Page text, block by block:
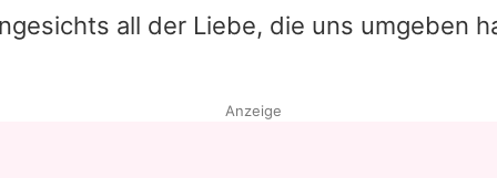
all der Liebe, die uns umgeben
Anzeige